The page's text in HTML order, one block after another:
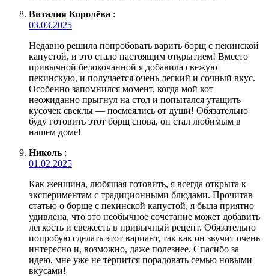
Виталия Королёва :
03.03.2025
Недавно решила попробовать варить борщ с пекинской
капустой, и это стало настоящим открытием! Вместо
привычной белокочанной я добавила свежую
пекинскую, и получается очень легкий и сочный вкус.
Особенно запомнился момент, когда мой кот
неожиданно прыгнул на стол и попытался утащить
кусочек свеклы — посмеялись от души! Обязательно
буду готовить этот борщ снова, он стал любимым в
нашем доме!
Николь :
01.02.2025
Как женщина, любящая готовить, я всегда открыта к
экспериментам с традиционными блюдами. Прочитав
статью о борще с пекинской капустой, я была приятно
удивлена, что это необычное сочетание может добавить
легкость и свежесть в привычный рецепт. Обязательно
попробую сделать этот вариант, так как он звучит очень
интересно и, возможно, даже полезнее. Спасибо за
идею, мне уже не терпится порадовать семью новыми
вкусами!